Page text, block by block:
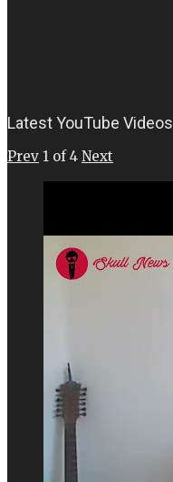
Latest YouTube Videos
Prev 1 of 4 Next